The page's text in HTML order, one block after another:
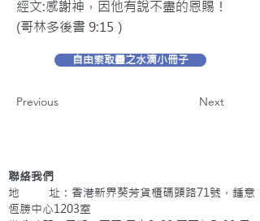
經文:感謝神，因他有說不盡的恩賜！
(哥林多後書 9:15）
自由索取靈之水滴小冊子
Previous Next
聯絡我們
地 址：香港新界葵芳貨櫃碼頭路71號，鍾意
恆勝中心1203室